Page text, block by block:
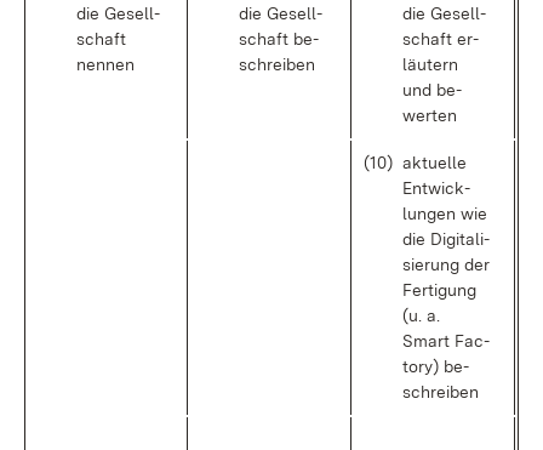
die Ge­sell­
schaft
nen­nen
die Ge­sell­
schaft be­
schrei­ben
die Ge­sell­
schaft er­
läu­tern
und be­
wer­ten
(10) ak­tu­el­le
Ent­wick­
lun­gen wie
die Di­gi­ta­li­
sie­rung der
Fer­ti­gung
(u. a.
Smart Fac­
to­ry) be­
schrei­ben